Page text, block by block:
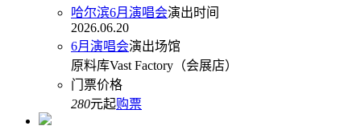
哈尔滨6月演唱会演出时间
2026.06.20
6月演唱会演出场馆
原料库Vast Factory（会展店）
门票价格
280元起购票